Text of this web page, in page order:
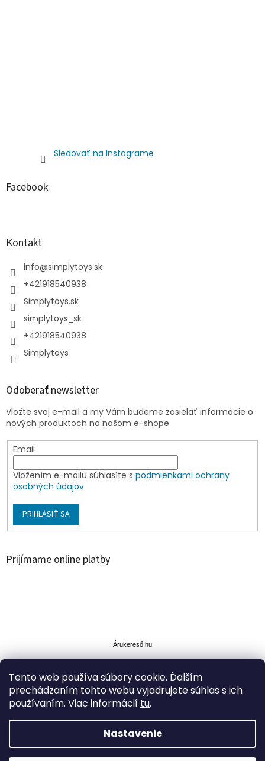
Tento web používa súbory cookie. Ďalším
prechádzaním tohto webu vyjadrujete súhlas s ich
používaním. Viac informácií tu.
Nastavenie
Sledovať na Instagrame
Facebook
Kontakt
info@simplytoys.sk
+421918540938
Simplytoys.sk
simplytoys_sk
+421918540938
Simplytoys
Odoberať newsletter
Vložte svoj e-mail a my Vám budeme zasielať informácie o
nových produktoch na našom e-shope.
Email
Vložením e-mailu súhlasíte s podmienkami ochrany
osobných údajov
PRIHLÁSIŤ SA
Prijímame online platby
k
r
e
s
Árukereső.hu
Vytvoril Shoptet